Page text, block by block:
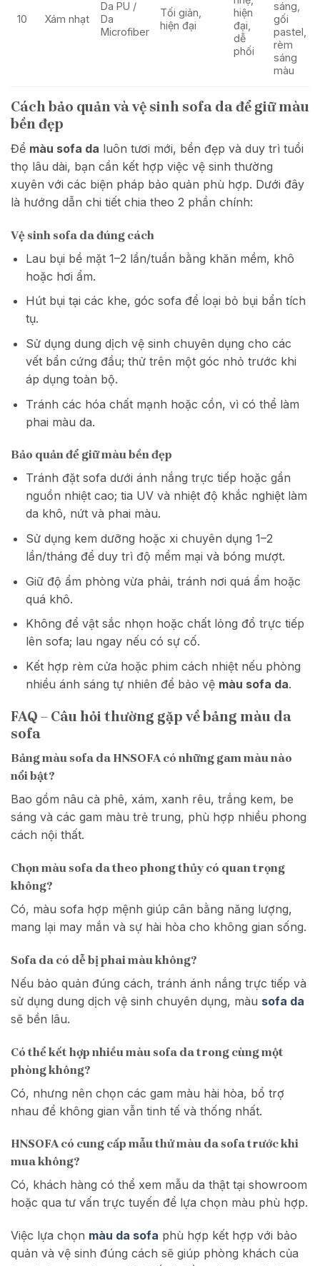
10 Xám nhạt
Da PU /
Da
Microfiber
Tối giản,
hiện đại
hiện
đại,
dễ
phối
sáng,
gối
pastel,
rèm
sáng
màu
Cách bảo quản và vệ sinh sofa da để giữ màu
bền đẹp
Để màu sofa da luôn tươi mới, bền đẹp và duy trì tuổi
thọ lâu dài, bạn cần kết hợp việc vệ sinh thường
xuyên với các biện pháp bảo quản phù hợp. Dưới đây
là hướng dẫn chi tiết chia theo 2 phần chính:
Vệ sinh sofa da đúng cách
Lau bụi bề mặt 1–2 lần/tuần bằng khăn mềm, khô
hoặc hơi ẩm.
Hút bụi tại các khe, góc sofa để loại bỏ bụi bẩn tích
tụ.
Sử dụng dung dịch vệ sinh chuyên dụng cho các
vết bẩn cứng đầu; thử trên một góc nhỏ trước khi
áp dụng toàn bộ.
Tránh các hóa chất mạnh hoặc cồn, vì có thể làm
phai màu da.
Bảo quản để giữ màu bền đẹp
Tránh đặt sofa dưới ánh nắng trực tiếp hoặc gần
nguồn nhiệt cao; tia UV và nhiệt độ khắc nghiệt làm
da khô, nứt và phai màu.
Sử dụng kem dưỡng hoặc xi chuyên dụng 1–2
lần/tháng để duy trì độ mềm mại và bóng mượt.
Giữ độ ẩm phòng vừa phải, tránh nơi quá ẩm hoặc
quá khô.
Không để vật sắc nhọn hoặc chất lỏng đổ trực tiếp
lên sofa; lau ngay nếu có sự cố.
Kết hợp rèm cửa hoặc phim cách nhiệt nếu phòng
nhiều ánh sáng tự nhiên để bảo vệ màu sofa da.
FAQ – Câu hỏi thường gặp về bảng màu da
sofa
Bảng màu sofa da HNSOFA có những gam màu nào
nổi bật?
Bao gồm nâu cà phê, xám, xanh rêu, trắng kem, be
sáng và các gam màu trẻ trung, phù hợp nhiều phong
cách nội thất.
Chọn màu sofa da theo phong thủy có quan trọng
không?
Có, màu sofa hợp mệnh giúp cân bằng năng lượng,
mang lại may mắn và sự hài hòa cho không gian sống.
Sofa da có dễ bị phai màu không?
Nếu bảo quản đúng cách, tránh ánh nắng trực tiếp và
sử dụng dung dịch vệ sinh chuyên dụng, màu sofa da
sẽ bền lâu.
Có thể kết hợp nhiều màu sofa da trong cùng một
phòng không?
Có, nhưng nên chọn các gam màu hài hòa, bổ trợ
nhau để không gian vẫn tinh tế và thống nhất.
HNSOFA có cung cấp mẫu thửmàu da sofatrước khi
mua không?
Có, khách hàng có thể xem mẫu da thật tại showroom
hoặc qua tư vấn trực tuyến để lựa chọn màu phù hợp.
Việc lựa chọn màu da sofa phù hợp kết hợp với bảo
quản và vệ sinh đúng cách sẽ giúp phòng khách của